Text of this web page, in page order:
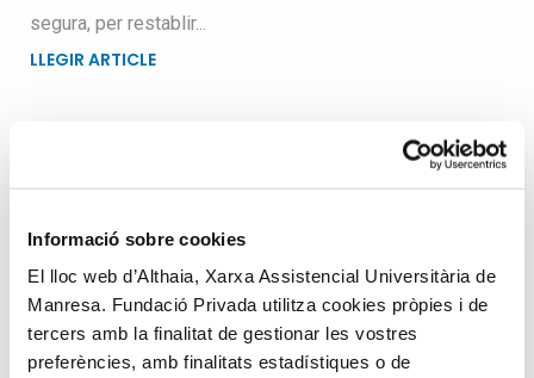
Informació sobre cookies
El lloc web d’Althaia, Xarxa Assistencial Universitària de
Manresa. Fundació Privada utilitza cookies pròpies i de
tercers amb la finalitat de gestionar les vostres
preferències, amb finalitats estadístiques o de
segura, per restablir...
LLEGIR ARTICLE
Busqueu dins el blog
Search
for